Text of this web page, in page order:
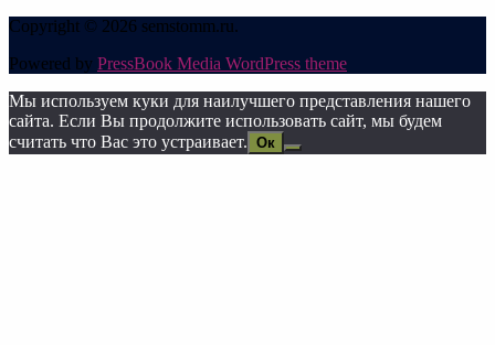
Copyright © 2026 semstomm.ru.
Powered by PressBook Media WordPress theme
Мы используем куки для наилучшего представления нашего
сайта. Если Вы продолжите использовать сайт, мы будем
считать что Вас это устраивает. Ок